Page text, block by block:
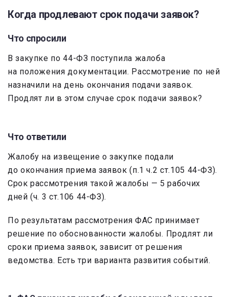
Когда продлевают срок подачи заявок?
Что спросили
В закупке по 44-ФЗ поступила жалоба
на положения документации. Рассмотрение по ней
назначили на день окончания подачи заявок.
Продлят ли в этом случае срок подачи заявок?
Что ответили
Жалобу на извещение о закупке подали
до окончания приема заявок (п.1 ч.2 ст.105 44-ФЗ).
Срок рассмотрения такой жалобы — 5 рабочих
дней (ч. 3 ст.106 44-ФЗ).
По результатам рассмотрения ФАС принимает
решение по обоснованности жалобы. Продлят ли
сроки приема заявок, зависит от решения
ведомства. Есть три варианта развития событий.